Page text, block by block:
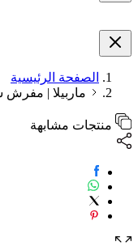
الصفحة الرئيسية
ماربيلا | مفرش
منتجات مشابهة